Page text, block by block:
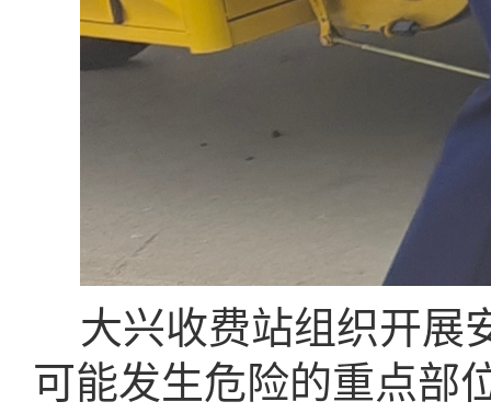
大兴收费站组织开展
可能发生危险的重点部